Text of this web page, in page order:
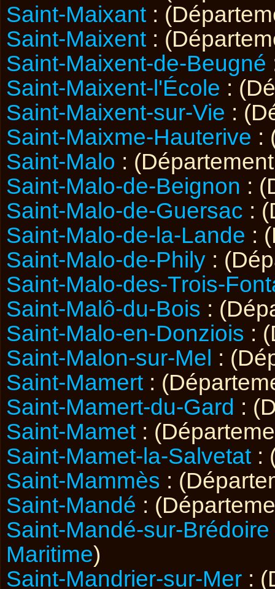
Saint-Maixant :
Saint-Maixent :
Saint-Maixent-de-Beugné
Saint-Maixent-l'École :
Saint-Maixent-sur-Vie :
Saint-Maixme-Hauterive :
Saint-Malo :
Saint-Malo-de-Beignon :
Saint-Malo-de-Guersac :
Saint-Malo-de-la-Lande :
Saint-Malo-de-Phily :
Saint-Malo-des-Trois-
Saint-Malô-du-Bois :
Saint-Malo-en-Donziois :
Saint-Malon-sur-Mel :
Saint-Mamert :
Saint-Mamert-du-Gard :
Saint-Mamet :
Saint-Mamet-la-Salvetat :
Saint-Mammès :
Saint-Mandé :
Saint-Mandé-sur-Brédoire
Maritime)
Saint-Mandrier-sur-Mer :